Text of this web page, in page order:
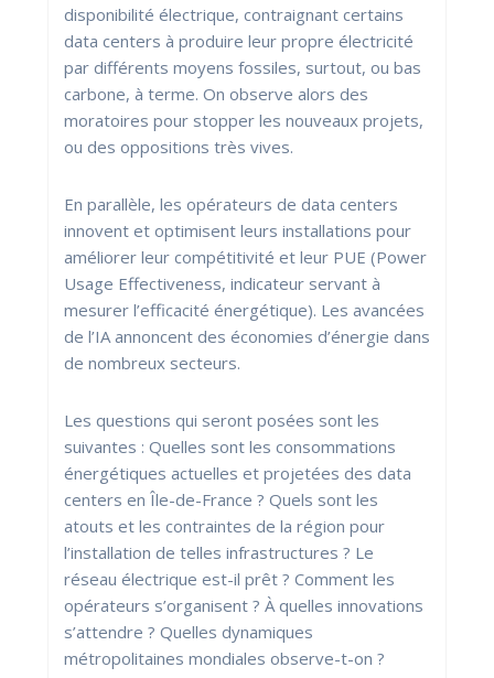
disponibilité électrique, contraignant certains
data centers à produire leur propre électricité
par différents moyens fossiles, surtout, ou bas
carbone, à terme. On observe alors des
moratoires pour stopper les nouveaux projets,
ou des oppositions très vives.
En parallèle, les opérateurs de data centers
innovent et optimisent leurs installations pour
améliorer leur compétitivité et leur PUE (Power
Usage Effectiveness, indicateur servant à
mesurer l’efficacité énergétique). Les avancées
de l’IA annoncent des économies d’énergie dans
de nombreux secteurs.
Les questions qui seront posées sont les
suivantes : Quelles sont les consommations
énergétiques actuelles et projetées des data
centers en Île-de-France ? Quels sont les
atouts et les contraintes de la région pour
l’installation de telles infrastructures ? Le
réseau électrique est-il prêt ? Comment les
opérateurs s’organisent ? À quelles innovations
s’attendre ? Quelles dynamiques
métropolitaines mondiales observe-t-on ?